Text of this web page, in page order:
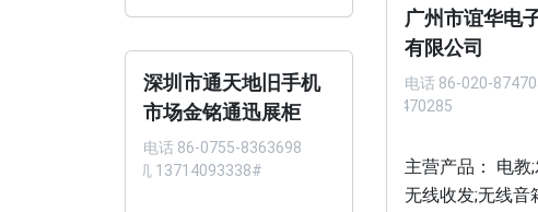
广州市谊华电
有限公司
电话 86-020-
87470285
主营产品： 电教
无线收发;无线音
深圳市通天地旧手机
市场金铭通迅展柜
电话 86-0755-8363698
手机 13714093338#